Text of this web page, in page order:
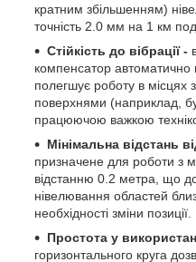
кратним збільшенням)
точність 2.0 мм на 1 км
Стійкість до вібрації -
компенсатор автоматично
полегшує роботу в місцях
поверхнями (наприклад,
працюючою важкою
Мінімальна відстань
призначене для роботи з
відстанню 0.2 метра, що
нівелювання областей
необхідності зміни позиції.
Простота у
горизонтального круга